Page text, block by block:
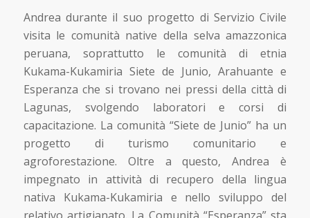
Andrea durante il suo progetto di Servizio Civile
visita le comunità native della selva amazzonica
peruana, soprattutto le comunità di etnia
Kukama-Kukamiria Siete de Junio, Arahuante e
Esperanza che si trovano nei pressi della città di
Lagunas, svolgendo laboratori e corsi di
capacitazione. La comunità “Siete de Junio” ha un
progetto di turismo comunitario e
agroforestazione. Oltre a questo, Andrea è
impegnato in attività di recupero della lingua
nativa Kukama-Kukamiria e nello sviluppo del